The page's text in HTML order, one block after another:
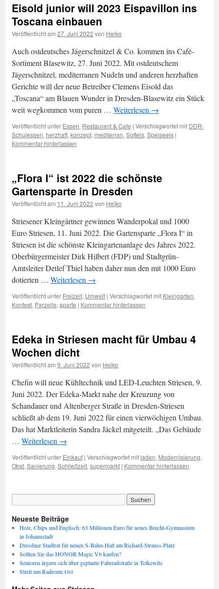
Eisold junior will 2023 Eispavillon ins
Toscana einbauen
Veröffentlicht am 27. Juni 2022 von Heiko
Auch ostdeutsches Jägerschnitzel & Co. kommen ins Café-
Sortiment Blasewitz, 27. Juni 2022. Mit ostdeutschem
Jägerschnitzel, mediterranen Nudeln und anderen herzhaften
Gerichte will der neue Betreiber Clemens Eisold das
„Toscana“ am Blauen Wunder in Dresden-Blasewitz ein Stück
weit wegkommen vom puren … Weiterlesen →
Veröffentlicht unter Essen, Restaurant & Cafe | Verschlagwortet mit DDR-
Schulessen, herzhaft, konzept, mediterran, Softeis, Speiseeis |
Kommentar hinterlassen
„Flora I“ ist 2022 die schönste
Gartensparte in Dresden
Veröffentlicht am 11. Juni 2022 von Heiko
Striesener Kleingärtner gewinnen Wanderpokal und 1000
Euro Striesen, 11. Juni 2022. Die Gartensparte „Flora I“ in
Striesen ist die schönste Kleingartenanlage des Jahres 2022.
Oberbürgermeister Dirk Hilbert (FDP) und Stadtgrün-
Amtsleiter Detlef Thiel haben daher nun den mit 1000 Euro
dotierten … Weiterlesen →
Veröffentlicht unter Freizeit, Umwelt | Verschlagwortet mit Kleingarten,
Kontest, Parzelle, sparte | Kommentar hinterlassen
Edeka in Striesen macht für Umbau 4
Wochen dicht
Veröffentlicht am 9. Juni 2022 von Heiko
Chefin will neue Kühltechnik und LED-Leuchten Striesen, 9.
Juni 2022. Der Edeka-Markt nahe der Kreuzung von
Schandauer und Altenberger Straße in Dresden-Striesen
schließt ab dem 19. Juni 2022 für einen vierwöchigen Umbau.
Das hat Marktleiterin Sandra Jäckel mitgeteilt. „Das Gebäude
… Weiterlesen →
Veröffentlicht unter Einkauf | Verschlagwortet mitladen, Modernisierung,
Obst, Sanierung, Schließzeit, supermarkt | Kommentar hinterlassen
Neueste Beiträge
Holz, Chips und Englisch: 63 Millionen Euro für neues Brecht-Gymnasium
in Johannstadt
Dresdner Stadtrat für neuen S-Bahn-Halt am Richard-Strauss-Platz
Sollten Sie das HONOR Magic V6 kaufen?
Senioren ärgern sich über geplante Fahrradstraße in Tolkewitz
Streit um Radroute Ost